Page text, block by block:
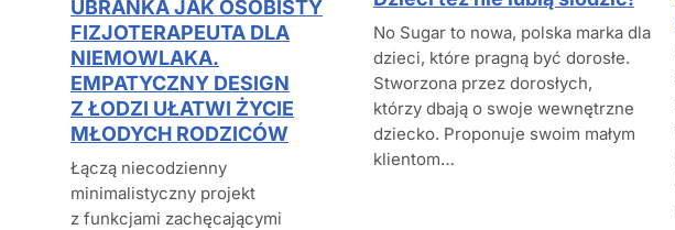
UBRANKA JAK OSOBISTY
FIZJOTERAPEUTA DLA
NIEMOWLAKA.
EMPATYCZNY DESIGN
Z ŁODZI UŁATWI ŻYCIE
MŁODYCH RODZICÓW
Łączą niecodzienny
minimalistyczny projekt
z funkcjami zachęcającymi
No Sugar to nowa, polska marka dla
dzieci, które pragną być dorosłe.
Stworzona przez dorosłych,
którzy dbają o swoje wewnętrzne
dziecko. Proponuje swoim małym
klientom…